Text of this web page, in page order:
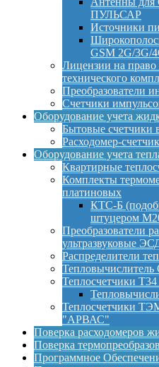
ПУЛЬСАР
Источники
GSM 2G/3G/
Лицензии на право
технического
Преобразователи
Счетчики
Оборудование учета
Бытовые счетчики
Расходомер-
Оборудование учета
Квартирные
Комплекты
платиновых
КТС-Б
штуцером
Преобразователи
ультразвуковые
Распределители
Теплосчетчики
Теплосчетчики
"АРВАС"
Поверка расходомеров
Поверка
Программное